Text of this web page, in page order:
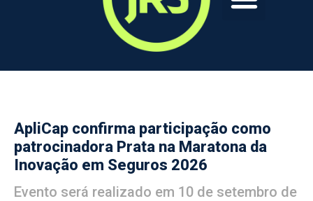
ApliCap confirma participação como
patrocinadora Prata na Maratona da
Inovação em Seguros 2026
Evento será realizado em 10 de setembro de